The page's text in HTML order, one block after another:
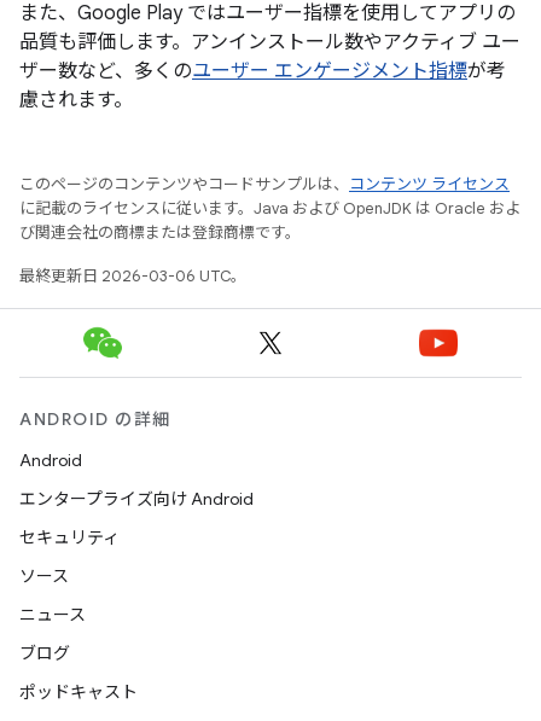
また、Google Play ではユーザー指標を使用してアプリの
品質も評価します。アンインストール数やアクティブ ユー
ザー数など、多くのユーザー エンゲージメント指標が考
慮されます。
このページのコンテンツやコードサンプルは、
コンテンツ ライセンス
に記載のライセンスに従います。Java および OpenJDK は Oracle およ
び関連会社の商標または登録商標です。
最終更新日 2026-03-06 UTC。
ANDROID の詳細
Android
エンタープライズ向け Android
セキュリティ
ソース
ニュース
ブログ
ポッドキャスト